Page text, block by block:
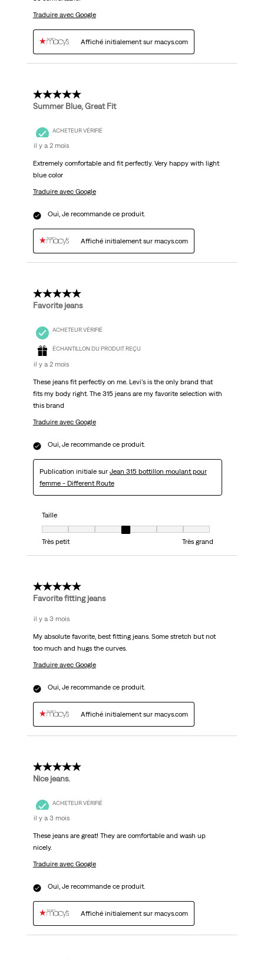
Traduire avec Google
Affiché initialement sur macys.com
5 étoile(s) sur 5.
Summer Blue, Great Fit
ACHETEUR VÉRIFIÉ
il y a 2 mois
Extremely comfortable and fit perfectly. Very happy with light
blue color
Traduire avec Google
Oui, Je recommande ce produit.
Affiché initialement sur macys.com
5 étoile(s) sur 5.
Favorite jeans
ACHETEUR VÉRIFIÉ
ÉCHANTILLON DU PRODUIT REÇU
il y a 2 mois
These jeans fit perfectly on me. Levi's is the only brand that
fits my body right. The 315 jeans are my favorite selection with
this brand
Traduire avec Google
Oui, Je recommande ce produit.
Publication initiale sur Jean 315 bottillon moulant pour
femme - Different Route
Taille
Taille, 4 sur 7, où 1 est égal à Très petit et 7 est égal à Très grand
Très petit
Très grand
5 étoile(s) sur 5.
Favorite fitting jeans
il y a 3 mois
My absolute favorite, best fitting jeans. Some stretch but not
too much and hugs the curves.
Traduire avec Google
Oui, Je recommande ce produit.
Affiché initialement sur macys.com
5 étoile(s) sur 5.
Nice jeans.
ACHETEUR VÉRIFIÉ
il y a 3 mois
These jeans are great! They are comfortable and wash up
nicely.
Traduire avec Google
Oui, Je recommande ce produit.
Affiché initialement sur macys.com